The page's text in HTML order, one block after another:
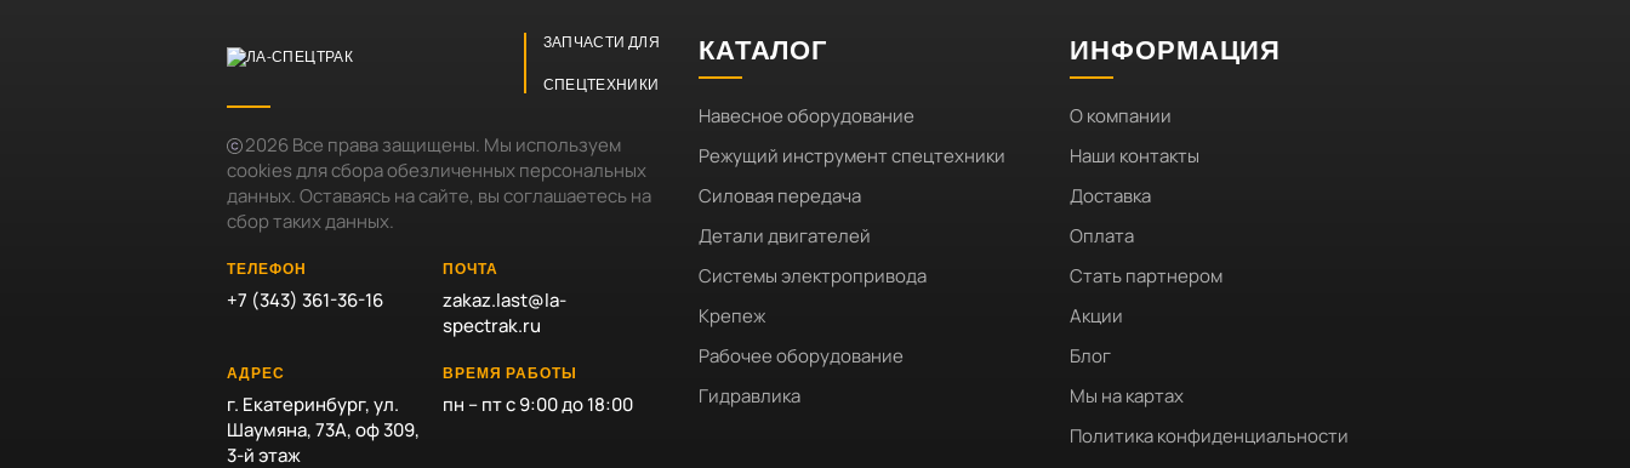
ЗАПЧАСТИ ДЛЯ
СПЕЦТЕХНИКИ
2026Все права защищены. Мы используем
cookies для сбора обезличенных персональных
данных. Оставаясь на сайте, вы соглашаетесь на
сбор таких данных.
ТЕЛЕФОН
+7 (343) 361-36-16
ПОЧТА
zakaz.last@la-
spectrak.ru
АДРЕС
г. Екатеринбург, ул.
Шаумяна, 73А, оф 309,
3-й этаж
ВРЕМЯ РАБОТЫ
пн – пт с 9:00 до 18:00
КАТАЛОГ
Навесное оборудование
Режущий инструмент спецтехники
Силовая передача
Детали двигателей
Системы электропривода
Крепеж
Рабочее оборудование
Гидравлика
ИНФОРМАЦИЯ
О компании
Наши контакты
Доставка
Оплата
Стать партнером
Акции
Блог
Мы на картах
Политика конфиденциальности